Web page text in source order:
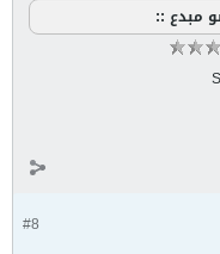
مبدع ::
#8